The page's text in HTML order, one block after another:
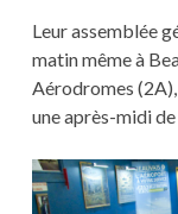
Leur assemblée
matin même à
Aérodromes (2A),
une après-midi